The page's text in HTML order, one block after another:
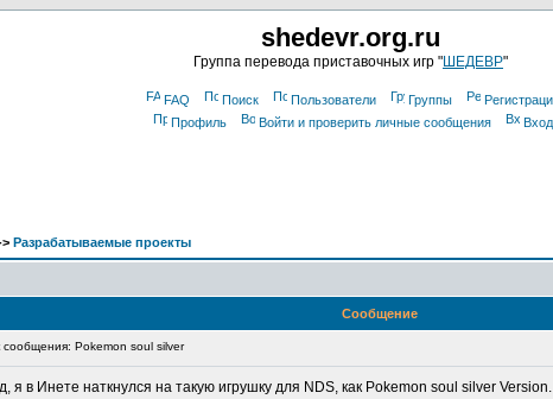
shedevr.org.ru
Группа перевода приставочных игр "ШЕДЕВР"
FAQ Поиск Пользователи Группы
Профиль
Войти и проверить личные сообщения Вход
> Разрабатываемые проекты
Сообщение
сообщения: Pokemon soul silver
в Инете наткнулся на такую игрушку для NDS, как Pokemon soul silver